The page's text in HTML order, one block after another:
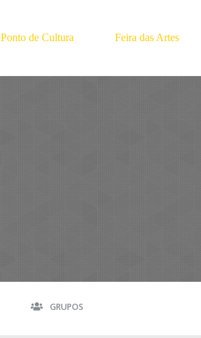
Ponto de Cultura Feira das Artes
GRUPOS